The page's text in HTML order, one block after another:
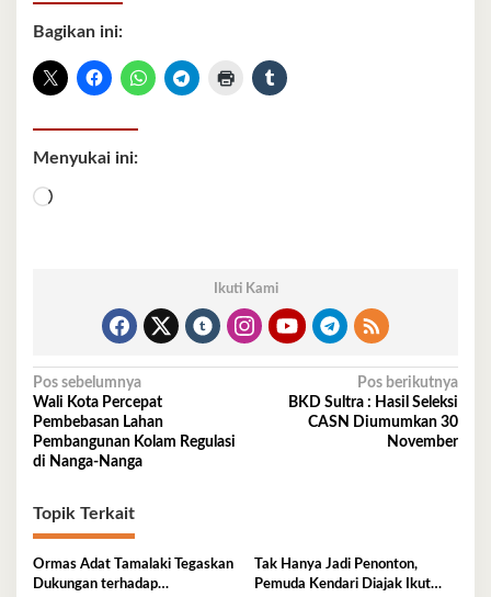
Bagikan ini:
Menyukai ini:
Memuat...
Ikuti Kami
Navigasi
pos
Pos sebelumnya
Wali Kota Percepat
Pembebasan Lahan
Pembangunan Kolam Regulasi
di Nanga-Nanga
Pos berikutnya
BKD Sultra : Hasil Seleksi
CASN Diumumkan 30
November
Topik Terkait
Ormas Adat Tamalaki Tegaskan
Dukungan terhadap
Tak Hanya Jadi Penonton,
Pemuda Kendari Diajak Ikut